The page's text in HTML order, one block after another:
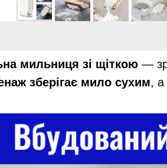
мильниця зі щіткою —
зберігає мило сухим, а